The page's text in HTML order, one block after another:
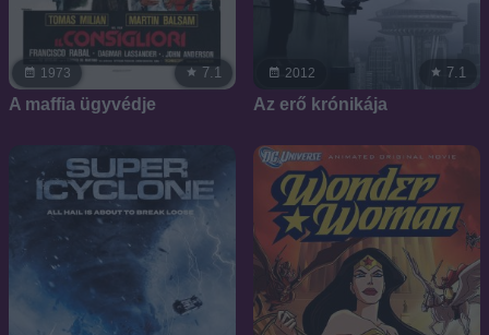
1973 7.1
A maffia ügyvédje
2012 7.1
Az erő krónikája